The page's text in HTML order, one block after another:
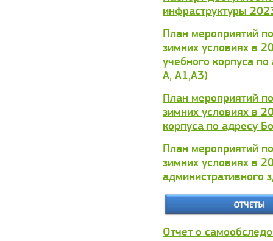
инфраструктуры
План мероприятий
зимних условиях в
учебного корпуса
А, А1,А3)
План мероприятий
зимних условиях в
корпуса по адресу
План мероприятий
зимних условиях в
административного
Отчет о